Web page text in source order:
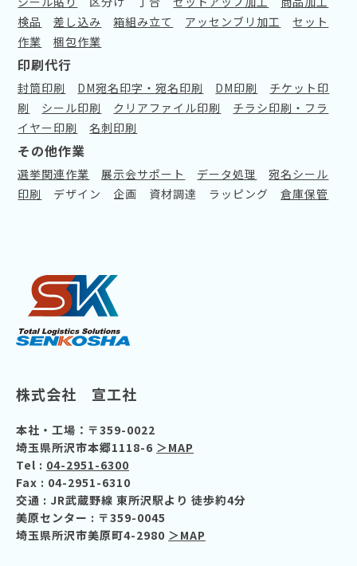
検品
差し込み 箱組み立て アッセンブリ加工
セット
作業
梱包作業
印刷代行
封筒印刷 DM宛名印字・宛名印刷 DM印刷
チケット印
刷
シール印刷 クリアファイル印刷
チラシ印刷・フラ
イヤー印刷
名刺印刷
その他作業
選挙関連作業 展示会サポート データ処理
宛名シール
印刷
デザイン 企画 資材調達 ラッピング 倉庫保管
株式会社 宣工社
本社・工場：〒359-0022
埼玉県所沢市本郷1118-6 ＞MAP
Tel : 04-2951-6300
Fax : 04-2951-6310
交通 : JR武蔵野線 東所沢駅より 徒歩約4分
美原センター : 〒359-0045
埼玉県所沢市美原町4-2980 ＞MAP